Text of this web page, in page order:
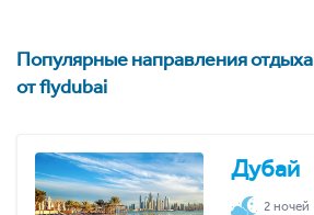
Популярные направления отдыха
от flydubai
Дубай
2 ночей